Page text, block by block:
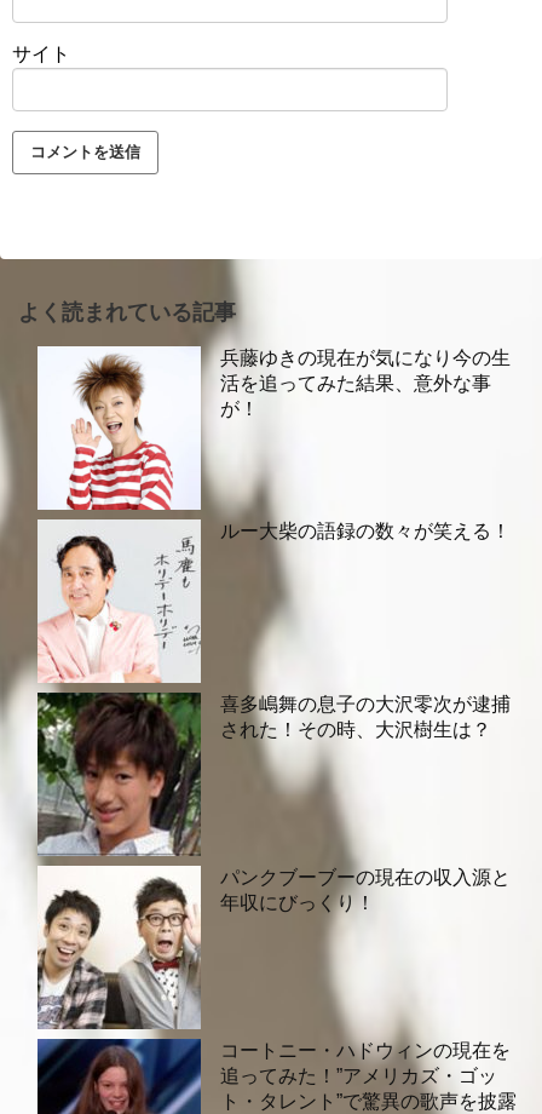
サイト
よく読まれている記事
兵藤ゆきの現在が気になり今の生
活を追ってみた結果、意外な事
が！
ルー大柴の語録の数々が笑える！
喜多嶋舞の息子の大沢零次が逮捕
された！その時、大沢樹生は？
パンクブーブーの現在の収入源と
年収にびっくり！
コートニー・ハドウィンの現在を
追ってみた！”アメリカズ・ゴッ
ト・タレント”で驚異の歌声を披露